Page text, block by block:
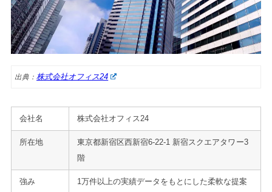
出典： 株式会社オフィス24
会社名 株式会社オフィス24
所在地
東京都新宿区西新宿6-22-1 新宿スクエアタワー3
階
強み 1万件以上の実績データをもとにした柔軟な提案